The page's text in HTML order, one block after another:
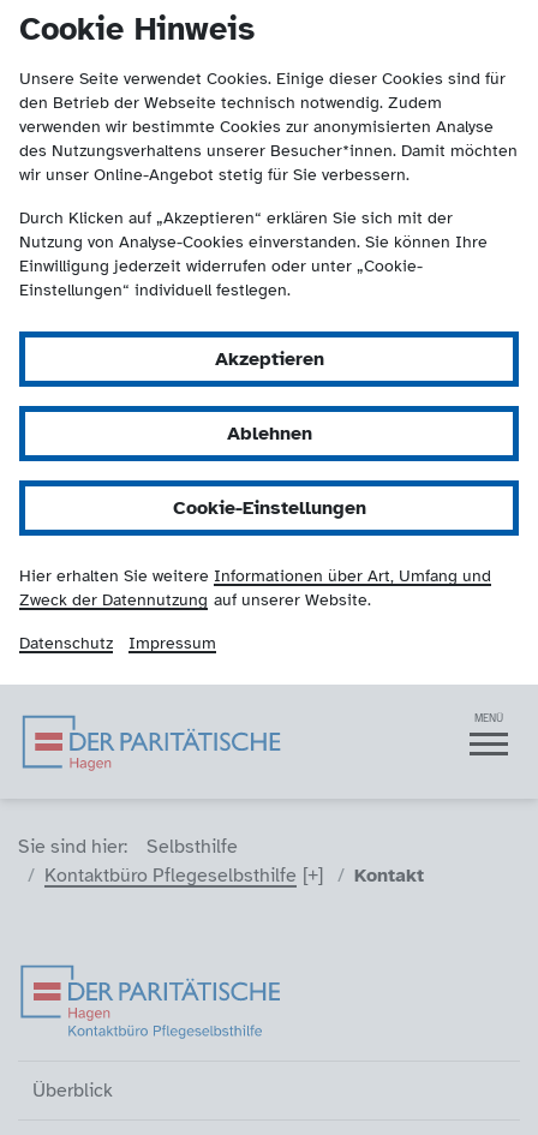
Cookie Hinweis
Unsere Seite verwendet Cookies. Einige dieser Cookies sind für
den Betrieb der Webseite technisch notwendig. Zudem
verwenden wir bestimmte Cookies zur anonymisierten Analyse
des Nutzungsverhaltens unserer Besucher*innen. Damit möchten
wir unser Online-Angebot stetig für Sie verbessern.
Durch Klicken auf „Akzeptieren“ erklären Sie sich mit der
Nutzung von Analyse-Cookies einverstanden. Sie können Ihre
Einwilligung jederzeit widerrufen oder unter „Cookie-
Einstellungen“ individuell festlegen.
Akzeptieren
Ablehnen
Cookie-Einstellungen
Hier erhalten Sie weitere Informationen über Art, Umfang und
Zweck der Datennutzung auf unserer Website.
Datenschutz Impressum
Der Paritätische
springen
(Kontakt und Suche) springen.
Navigation MENÜ
Sie sind hier (Breadcrumb)
Sie sind hier:
Selbsthilfe
Kontaktbüro Pflegeselbsthilfe
Kontakt
Überblick
Überblick
Über uns
Unsere Angebote
Aktuelles und Termine
Kontakt (aktiv)